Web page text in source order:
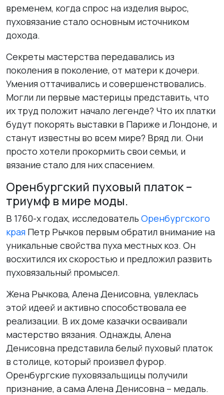
временем, когда спрос на изделия вырос,
пуховязание стало основным источником
дохода.
Секреты мастерства передавались из
поколения в поколение, от матери к дочери.
Умения оттачивались и совершенствовались.
Могли ли первые мастерицы представить, что
их труд положит начало легенде? Что их платки
будут покорять выставки в Париже и Лондоне, и
станут известны во всем мире? Вряд ли. Они
просто хотели прокормить свои семьи, и
вязание стало для них спасением.
Оренбургский пуховый платок –
триумф в мире моды.
В 1760-х годах, исследователь Оренбургского
края Петр Рычков первым обратил внимание на
уникальные свойства пуха местных коз. Он
восхитился их скоростью и предложил развить
пуховязальный промысел.
Жена Рычкова, Алена Денисовна, увлеклась
этой идеей и активно способствовала ее
реализации. В их доме казачки осваивали
мастерство вязания. Однажды, Алена
Денисовна представила белый пуховый платок
в столице, который произвел фурор.
Оренбургские пуховязальщицы получили
признание, а сама Алена Денисовна – медаль.